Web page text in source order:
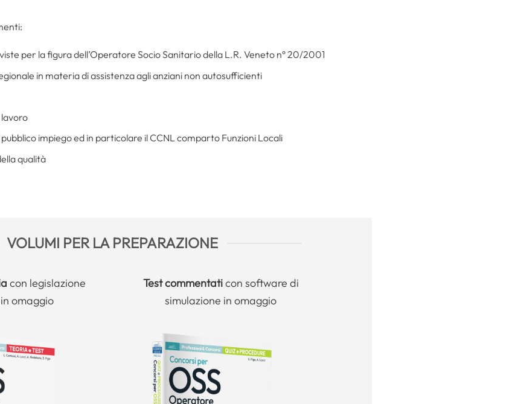
per la figura dell’Operatore Socio Sanitario della L.R. Veneto n° 20/2001
in materia di assistenza agli anziani non autosufficienti
impiego ed in particolare il CCNL comparto Funzioni Locali
qualità
VOLUMI PER LA PREPARAZIONE
con legislazione
omaggio
Test commentaticon software di
simulazione in omaggio